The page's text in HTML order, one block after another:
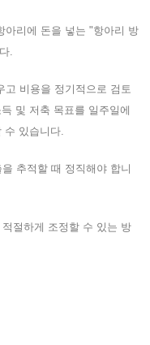
아리에 돈을 넣는 "항아리 방
.
고 비용을 정기적으로 검토
및 저축 목표를 일주일에
있습니다.
추적할 때 정직해야 합니
절하게 조정할 수 있는 방